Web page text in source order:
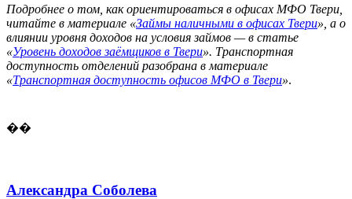
Подробнее о том, как ориентироваться в офисах МФО Твери,
читайте в материале «Займы наличными в офисах Твери», а о
влиянии уровня доходов на условия займов — в статье
«Уровень доходов заёмщиков в Твери». Транспортная
доступность отделений разобрана в материале
«Транспортная доступность офисов МФО в Твери».
��
Александра Соболева